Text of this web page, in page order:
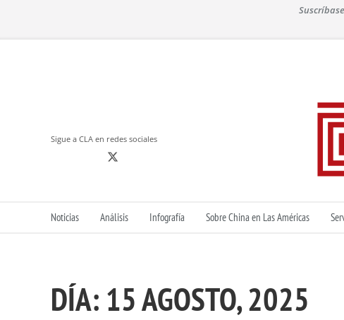
i
Sigue a CLA en redes sociales
Noticias Análisis Infografía Sobre China en Las Américas
DÍA: 15 AGOSTO, 2025